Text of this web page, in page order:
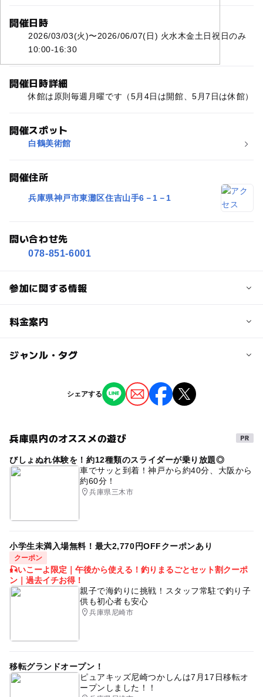
開催日時
2026/03/03(火)〜2026/06/07(日) 火水木金土日祝日のみ
10:00-16:30
開催日時詳細
休館は原則毎週月曜です（5月4日は開館、5月7日は休館）
開催スポット
白鶴美術館
開催住所
兵庫県神戸市東灘区住吉山手6－1－1
問い合わせ先
078-851-6001
参加に関する情報
対象年齢
しています。
※掲載内容はプレスリリース発表時のものです。
※イベントの内容は予告なく変更になる場合があります。
公式情報を確認してお出かけください。
料金案内
子供の料金詳細
大人の料金詳細
65歳以上生：500円
ジャンル・タグ
タグ
アートイベント・美術展
シェアする
兵庫県内のオススメの遊び
びしょぬれ体験を！約12種類のスライダーが乗り放題◎
車でサッと到着！神戸から約40分、大阪から
約60分！
兵庫県三木市
小学生未満入場無料！最大2,770円OFFクーポンあり
クーポン
🎣いこーよ限定｜午後から使える！釣りまるごとセット割クーポ
ン｜過去イチお得！
親子で海釣りに挑戦！スタッフ常駐で釣り子
供も初心者も安心
兵庫県尼崎市
移転グランドオープン！
ピュアキッズ尼崎つかしんは7月17日移転オ
ープンしました！！